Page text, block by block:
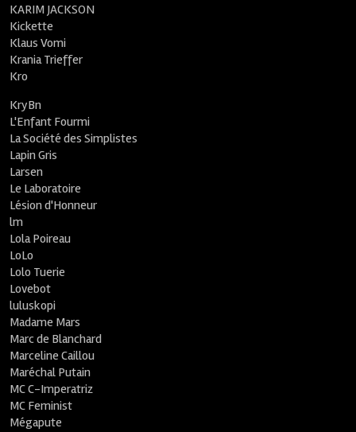
KARIM JACKSON
Kickette
Klaus Vomi
Krania Trieffer
Kro
KryBn
L'Enfant Fourmi
La Société des Simplistes
Lapin Gris
Larsen
Le Laboratoire
Lésion d'Honneur
lm
Lola Poireau
LoLo
Lolo Tuerie
Lovebot
luluskopi
Madame Mars
Marc de Blanchard
Marceline Caillou
Maréchal Putain
MC C-Imperatriz
MC Feminist
Mégapute